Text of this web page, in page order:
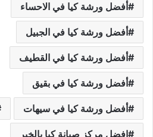
أفضل ورشة كيا في الاحساء
أفضل ورشة كيا في الجبيل
أفضل ورشة كيا في القطيف
أفضل ورشة كيا في بقيق
أفضل ورشة كيا في سيهات
افضل مركز صيانة كيا بالخبر